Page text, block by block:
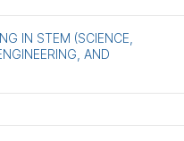
IN STEM (SCIENCE,
AND